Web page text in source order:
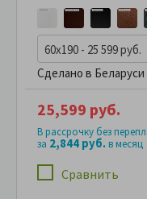
60x190 - 25 599 руб.
Сделано в Беларуси
Сравнить
25,599 руб.
В рассрочку без
за 2,844 руб.в месяц